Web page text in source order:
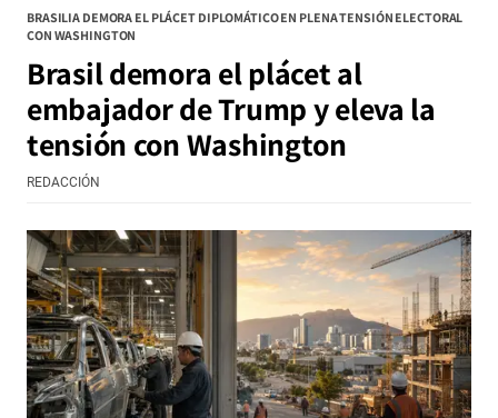
BRASILIA DEMORA EL PLÁCET DIPLOMÁTICO EN PLENA TENSIÓN ELECTORAL
CON WASHINGTON
Brasil demora el plácet al
embajador de Trump y eleva la
tensión con Washington
REDACCIÓN